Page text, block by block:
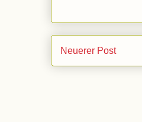
Neuerer Post